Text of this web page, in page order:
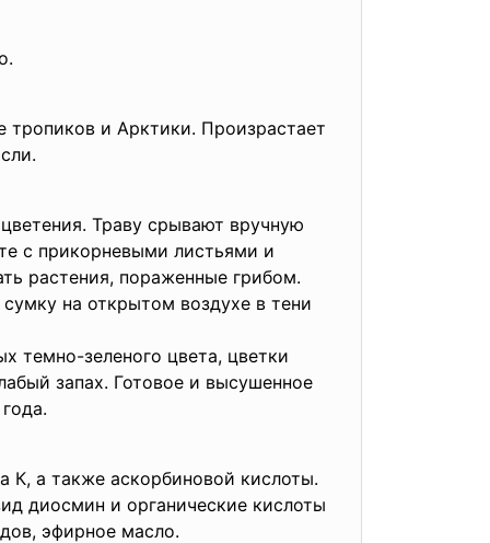
тропиков и Арктики. Произрастает
Траву срывают вручную
с прикорневыми листьями и
растения, пораженные грибом.
на открытом воздухе в тени
темно-зеленого цвета, цветки
запах. Готовое и высушенное
К, а также аскорбиновой кислоты.
диосмин и органические кислоты
эфирное масло.